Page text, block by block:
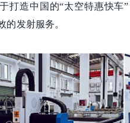
打造中国的“太空特惠快
的发射服务。